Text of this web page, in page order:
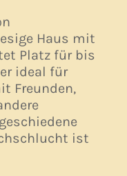
Haus mit
Platz für bis
ideal für
Freunden,
ist